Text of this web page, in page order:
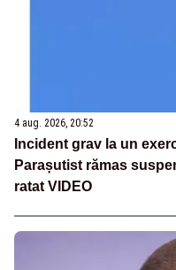
4 aug. 2026, 20:52
Incident grav la un
Parașutist rămas
ratat VIDEO